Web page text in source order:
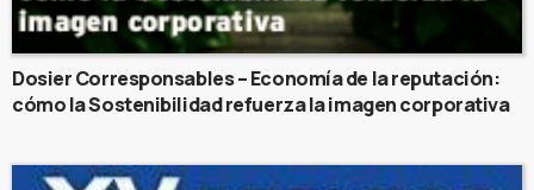
Dosier Corresponsables – Economía de la reputación:
cómo la Sostenibilidad refuerza la imagen corporativa